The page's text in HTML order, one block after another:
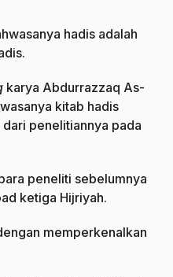
hadis adalah
karya Abdurrazzaq As-
kitab hadis
penelitiannya pada
peneliti sebelumnya
ketiga Hijriyah.
memperkenalkan